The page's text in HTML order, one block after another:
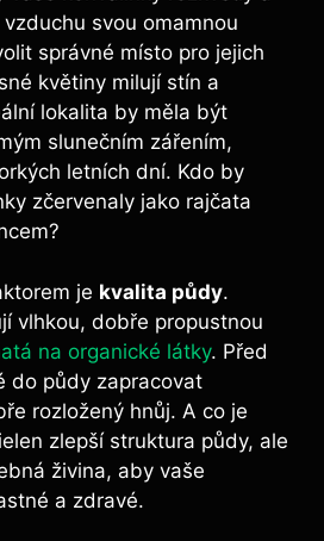
svou omamnou
správné místo pro jejich
květiny milují stín a
lokalita by měla být
slunečním zářením,
letních dní. Kdo by
zčervenaly jako rajčata
je kvalita půdy.
vlhkou, dobře propustnou
na organické látky. Před
do půdy zapracovat
rozložený hnůj. A co je
zlepší struktura půdy, ale
živina, aby vaše
a zdravé.